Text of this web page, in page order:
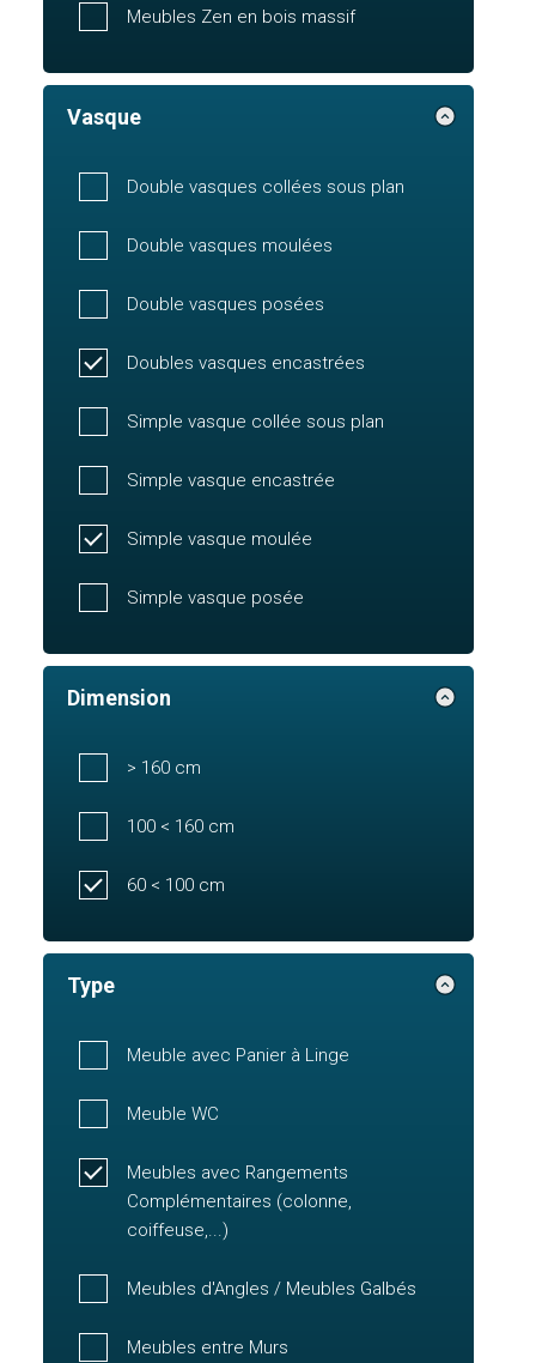
Meubles Zen en bois massif
Vasque
Double vasques collées sous plan
Double vasques moulées
Double vasques posées
Doubles vasques encastrées
Simple vasque collée sous plan
Simple vasque encastrée
Simple vasque moulée
Simple vasque posée
Dimension
> 160 cm
100 < 160 cm
60 < 100 cm
Type
Meuble avec Panier à Linge
Meuble WC
Meubles avec Rangements
Complémentaires (colonne,
coiffeuse,...)
Meubles d'Angles / Meubles Galbés
Meubles entre Murs